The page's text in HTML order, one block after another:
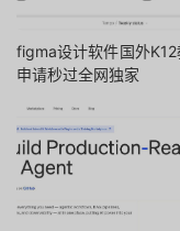
figma设计软件国外K12
申请秒过全网独家